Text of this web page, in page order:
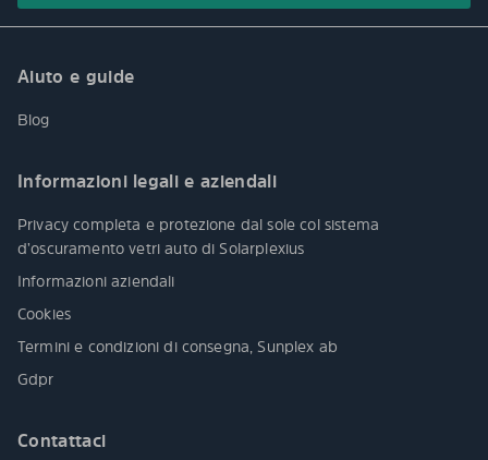
Aiuto e guide
Blog
Informazioni legali e aziendali
Privacy completa e protezione dal sole col sistema
d’oscuramento vetri auto di Solarplexius
Informazioni aziendali
Cookies
Termini e condizioni di consegna, Sunplex ab
Gdpr
Contattaci